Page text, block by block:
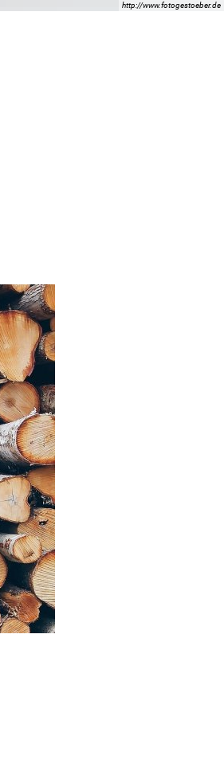
http://www.fotogestoeber.de